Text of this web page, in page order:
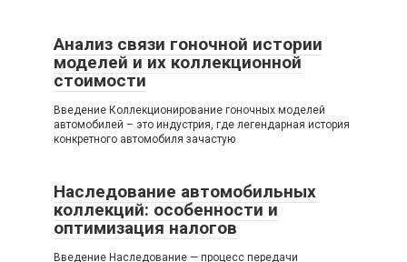
Анализ связи гоночной истории
моделей и их коллекционной
стоимости
Введение Коллекционирование гоночных моделей
автомобилей – это индустрия, где легендарная история
конкретного автомобиля зачастую
Наследование автомобильных
коллекций: особенности и
оптимизация налогов
Введение Наследование — процесс передачи